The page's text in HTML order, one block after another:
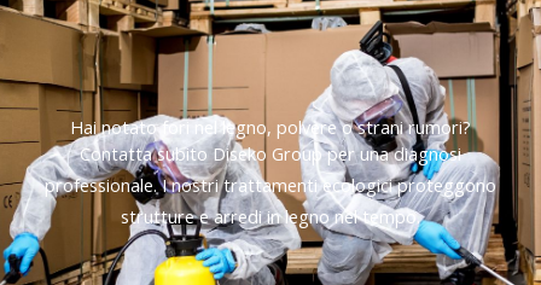
Hai notato fori nel legno, polvere o strani rumori?
Contatta subito Diseko Group per una diagnosi
professionale. I nostri trattamenti ecologici proteggono
strutture e arredi in legno nel tempo.